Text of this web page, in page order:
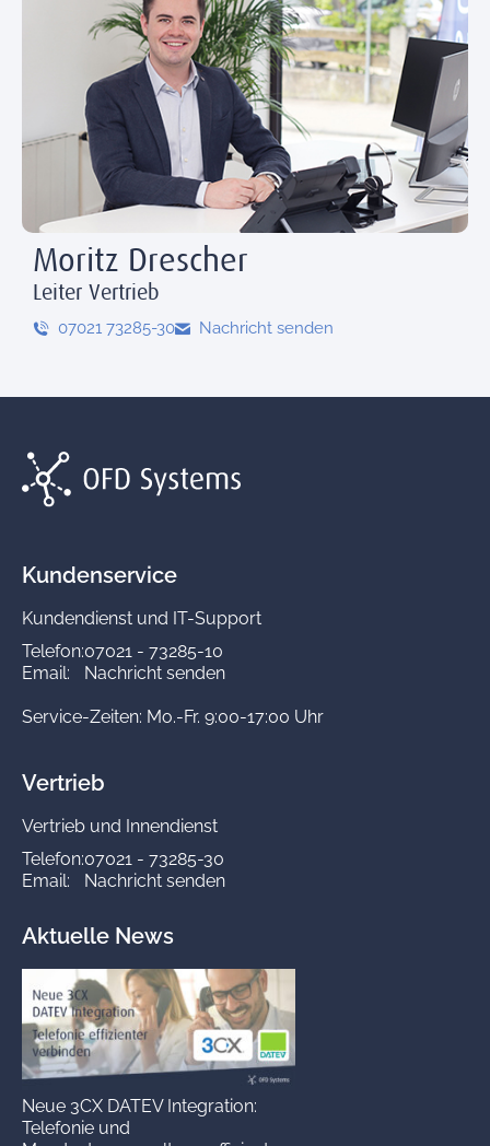
Moritz Drescher
Leiter Vertrieb
07021 73285-30 Nachricht senden
Kundenservice
Kundendienst und IT-Support
Telefon:07021 - 73285-10
Email:
Nachricht senden
Service-Zeiten: Mo.-Fr. 9:00-17:00 Uhr
Vertrieb
Vertrieb und Innendienst
Telefon:07021 - 73285-30
Email:
Nachricht senden
Aktuelle News
Neue 3CX DATEV Integration:
Telefonie und